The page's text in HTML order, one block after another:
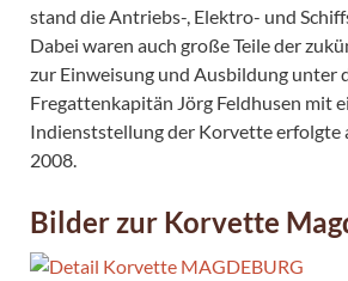
stand die Antriebs-, Elektro- und
Dabei waren auch große Teile der
zur Einweisung und Ausbildung unter
Fregattenkapitän Jörg Feldhusen mit
Indienststellung der Korvette erfolgte
2008.
Bilder zur Korvette